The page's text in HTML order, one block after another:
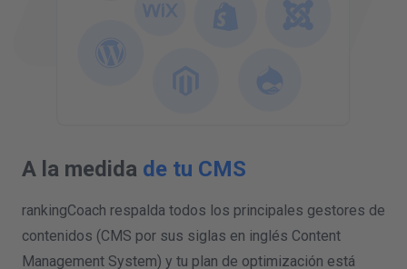
A la medida de tu CMS
rankingCoach respalda todos los principales gestores de
contenidos (CMS por sus siglas en inglés Content
Management System) y tu plan de optimización está